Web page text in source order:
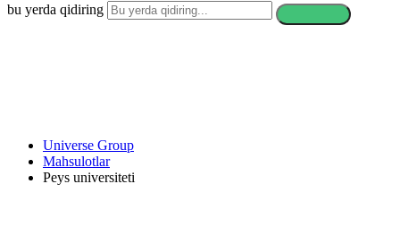
bu yerda qidiring
Universe Group
Mahsulotlar
Peys universiteti